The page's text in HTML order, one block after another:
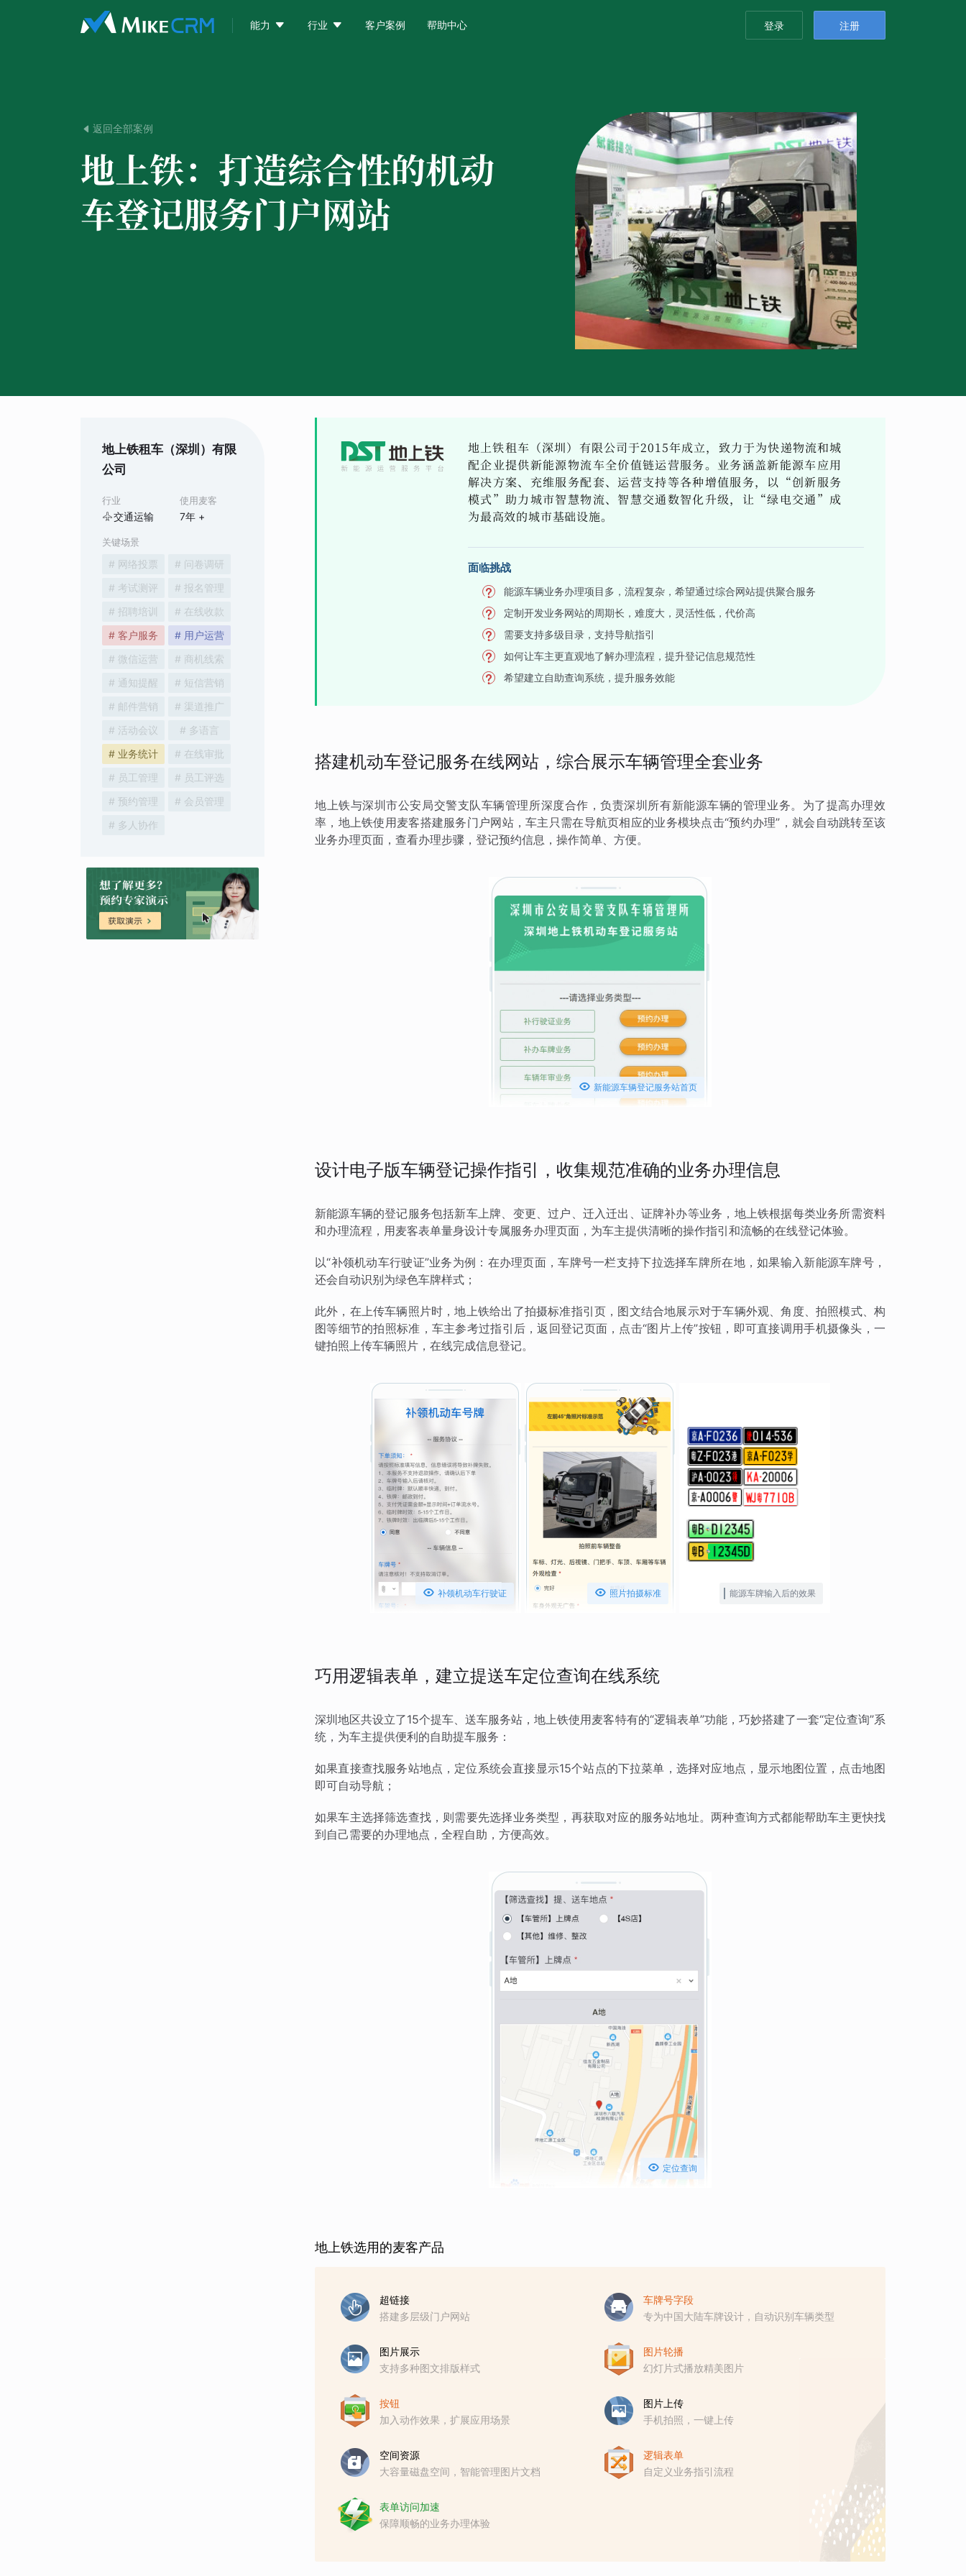
能力  行业  客户案例 帮助中心 登录 注册
 返回全部案例
地上铁： 打造综合性的机动
车登记服务门户网站
地上铁租车（深圳）有限
公司
行业
交通运输
使用麦客
7年 +
关键场景
# 网络投票
# 问卷调研
# 考试测评
# 报名管理
# 招聘培训
# 在线收款
# 客户服务
# 用户运营
# 微信运营
# 商机线索
# 通知提醒
# 短信营销
# 邮件营销
# 渠道推广
# 活动会议
# 多语言
# 业务统计
# 在线审批
# 员工管理
# 员工评选
# 预约管理
# 会员管理
# 多人协作
地上铁租车（深圳）有限公司于2015年成立，致力于为快递物流和城
配企业提供新能源物流车全价值链运营服务。业务涵盖新能源车应用
解决方案、充维服务配套、运营支持等各种增值服务，以“创新服务
模式”助力城市智慧物流、智慧交通数智化升级，让“绿电交通”成
为最高效的城市基础设施。
面临挑战
能源车辆业务办理项目多，流程复杂，希望通过综合网站提供聚合服务
定制开发业务网站的周期长，难度大，灵活性低，代价高
需要支持多级目录，支持导航指引
如何让车主更直观地了解办理流程，提升登记信息规范性
希望建立自助查询系统，提升服务效能
搭建机动车登记服务在线网站，综合展示车辆管理全套业务
地上铁与深圳市公安局交警支队车辆管理所深度合作，负责深圳所有新能源车辆的管理业务。为了提高办理效
率，地上铁使用麦客搭建服务门户网站，车主只需在导航页相应的业务模块点击“预约办理”，就会自动跳转至该
业务办理页面，查看办理步骤，登记预约信息，操作简单、方便。
 新能源车辆登记服务站首页
设计电子版车辆登记操作指引，收集规范准确的业务办理信息
新能源车辆的登记服务包括新车上牌、变更、过户、迁入迁出、证牌补办等业务，地上铁根据每类业务所需资料
和办理流程，用麦客表单量身设计专属服务办理页面，为车主提供清晰的操作指引和流畅的在线登记体验。
以“补领机动车行驶证”业务为例：在办理页面，车牌号一栏支持下拉选择车牌所在地，如果输入新能源车牌号，
还会自动识别为绿色车牌样式；
此外，在上传车辆照片时，地上铁给出了拍摄标准指引页，图文结合地展示对于车辆外观、角度、拍照模式、构
图等细节的拍照标准，车主参考过指引后，返回登记页面，点击“图片上传”按钮，即可直接调用手机摄像头，一
键拍照上传车辆照片，在线完成信息登记。
 补领机动车行驶证  照片拍摄标准 能源车牌输入后的效果
巧用逻辑表单，建立提送车定位查询在线系统
深圳地区共设立了15个提车、送车服务站，地上铁使用麦客特有的“逻辑表单”功能，巧妙搭建了一套“定位查询”系
统，为车主提供便利的自助提车服务：
如果直接查找服务站地点，定位系统会直接显示15个站点的下拉菜单，选择对应地点，显示地图位置，点击地图
即可自动导航；
如果车主选择筛选查找，则需要先选择业务类型，再获取对应的服务站地址。两种查询方式都能帮助车主更快找
到自己需要的办理地点，全程自助，方便高效。
 定位查询
地上铁选用的麦客产品
超链接
搭建多层级门户网站
车牌号字段
专为中国大陆车牌设计，自动识别车辆类型
图片展示
支持多种图文排版样式
图片轮播
幻灯片式播放精美图片
按钮
加入动作效果，扩展应用场景
图片上传
手机拍照，一键上传
空间资源
大容量磁盘空间，智能管理图片文档
逻辑表单
自定义业务指引流程
表单访问加速
保障顺畅的业务办理体验